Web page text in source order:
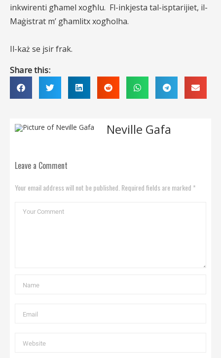
inkwirenti għamel xogħlu. Fl-inkjesta tal-isptarijiet, il-
Maġistrat m’ għamlitx xogħolha.
Il-każ se jsir frak.
Share this:
Neville Gafa
Leave a Comment
Your email address will not be published. Required fields are marked *